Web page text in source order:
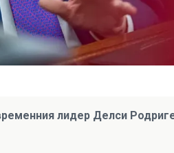
лидер Делси